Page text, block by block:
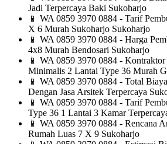
Jadi Terpercaya Baki Sukoharjo
📱 WA 0859 3970 0884 - Tarif
X 6 Murah Sukoharjo Sukoharjo
📱 WA 0859 3970 0884 - Harga
4x8 Murah Bendosari Sukoharjo
📱 WA 0859 3970 0884 - Kontraktor
Minimalis 2 Lantai Type 36 Murah
📱 WA 0859 3970 0884 - Total
Dengan Jasa Arsitek Terpercaya
📱 WA 0859 3970 0884 - Tarif
Type 36 1 Lantai 3 Kamar
📱 WA 0859 3970 0884 - Rencana
Rumah Luas 7 X 9 Sukoharjo